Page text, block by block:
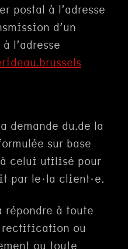
postal à l’adresse
d’un
l’adresse
demande du.de la
sur base
celui utilisé pour
par le·la client·e.
répondre à toute
rectification ou
ou toute